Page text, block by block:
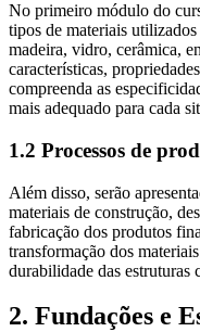
No primeiro módulo do
tipos de materiais
madeira, vidro, cerâmica,
características,
compreenda as
mais adequado para cada
1.2 Processos de
Além disso, serão
materiais de construção,
fabricação dos produtos
transformação dos
durabilidade das estruturas
2. Fundações e